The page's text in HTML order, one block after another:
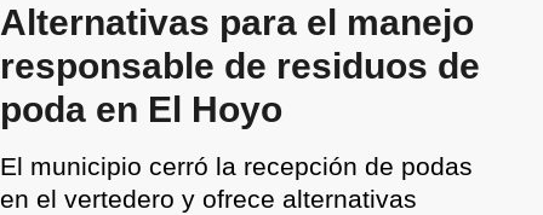
Alternativas para el manejo
responsable de residuos de
poda en El Hoyo
El municipio cerró la recepción de podas
en el vertedero y ofrece alternativas